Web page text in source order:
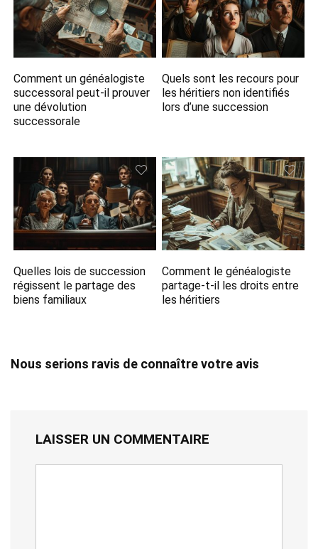
Comment un généalogiste
successoral peut-il prouver
une dévolution
successorale
Quels sont les recours pour
les héritiers non identifiés
lors d’une succession
Quelles lois de succession
régissent le partage des
biens familiaux
Comment le généalogiste
partage-t-il les droits entre
les héritiers
Nous serions ravis de connaître votre avis
LAISSER UN COMMENTAIRE